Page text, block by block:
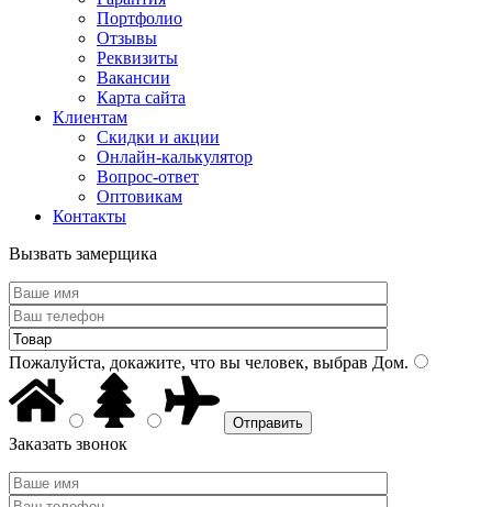
Портфолио
Отзывы
Реквизиты
Вакансии
Карта сайта
Клиентам
Скидки и акции
Онлайн-калькулятор
Вопрос-ответ
Оптовикам
Контакты
Вызвать замерщика
Пожалуйста, докажите, что вы человек, выбрав Дом.
Заказать звонок